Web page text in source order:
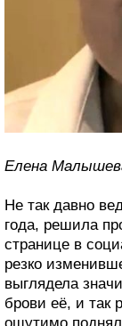
Елена
Не так давно
года, решила
странице в
резко
выглядела
брови её, и так